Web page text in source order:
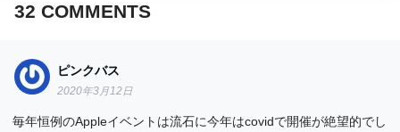
32 COMMENTS
ピンクバス
2020年3月12日
毎年恒例のAppleイベントは流石に今年はcovidで開催が絶望的でし